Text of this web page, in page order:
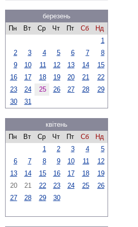
березень
Пн
Вт Ср Чт Пт Сб
Нд
1
2
3 4 5 6 7
8
9
10 11 12 13 14
15
16
17 18 19 20 21
22
23
24 25 26 27 28
29
30
31
квітень
Пн
Вт Ср Чт Пт Сб
Нд
1
2 3 4
5
6
7 8 9 10 11
12
13
14 15 16 17 18
19
20
21 22 23 24 25
26
27
28 29 30